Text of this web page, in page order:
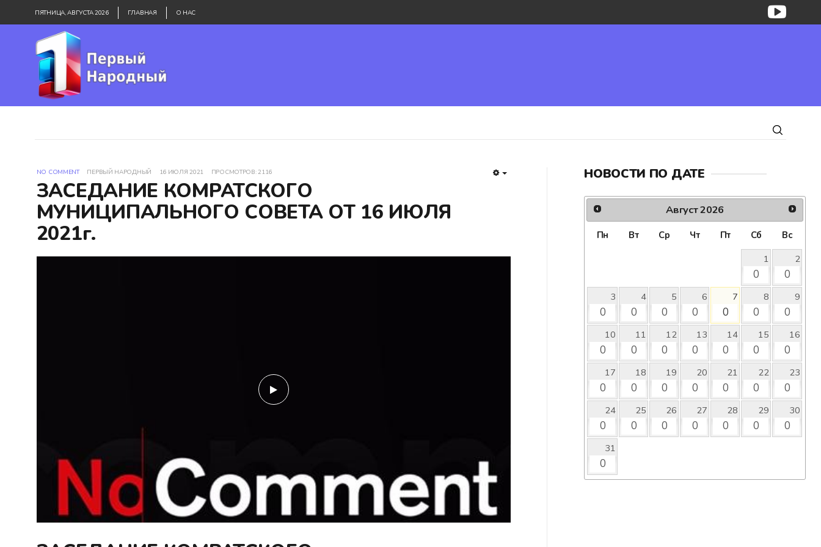
ПЯТНИЦА, АВГУСТА 2026 ГЛАВНАЯ О НАС
NO COMMENT ПЕРВЫЙ НАРОДНЫЙ 16 ИЮЛЯ 2021 ПРОСМОТРОВ: 2116
ЗАСЕДАНИЕ КОМРАТСКОГО
МУНИЦИПАЛЬНОГО СОВЕТА ОТ 16 ИЮЛЯ
2021г.
НОВОСТИ ПО ДАТЕ
Август2026
Пн Вт Ср Чт Пт Сб
Вс
1
0
2
0
3
0
4
0
5
0
6
0
7
0
8
0
9
0
10
0
11
0
12
0
13
0
14
0
15
0
16
0
17
0
18
0
19
0
20
0
21
0
22
0
23
0
24
0
25
0
26
0
27
0
28
0
29
0
30
0
31
0